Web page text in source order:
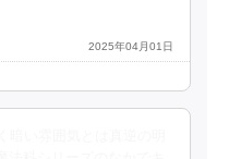
2025年04月01日